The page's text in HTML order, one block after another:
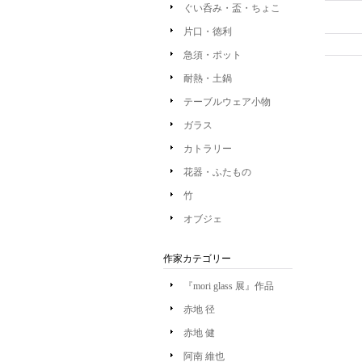
ぐい呑み・盃・ちょこ
片口・徳利
急須・ポット
耐熱・土鍋
テーブルウェア小物
ガラス
カトラリー
花器・ふたもの
竹
オブジェ
作家カテゴリー
『mori glass 展』作品
赤地 径
赤地 健
阿南 維也